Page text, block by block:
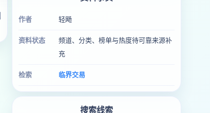
作者 轻飏
资料状态
频道、分类、榜单与热度待可靠来源补
充
检索 临界交易
搜索线索